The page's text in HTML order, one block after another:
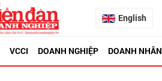
English
VCCI DOANH NGHIỆP DOANH NHÂN